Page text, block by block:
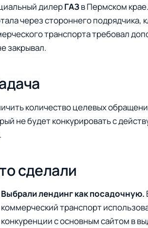
дилерГАЗв Пермском
через стороннего
транспорта требовал
закрывал.
количество целевых
не будет конкурировать с
сделали
Выбрали лендинг как посадочную.
коммерческий транспорт
конкуренции с основным сайтом в